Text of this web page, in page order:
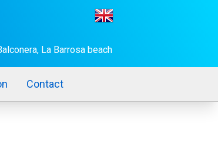
La Barrosa beach
Contact